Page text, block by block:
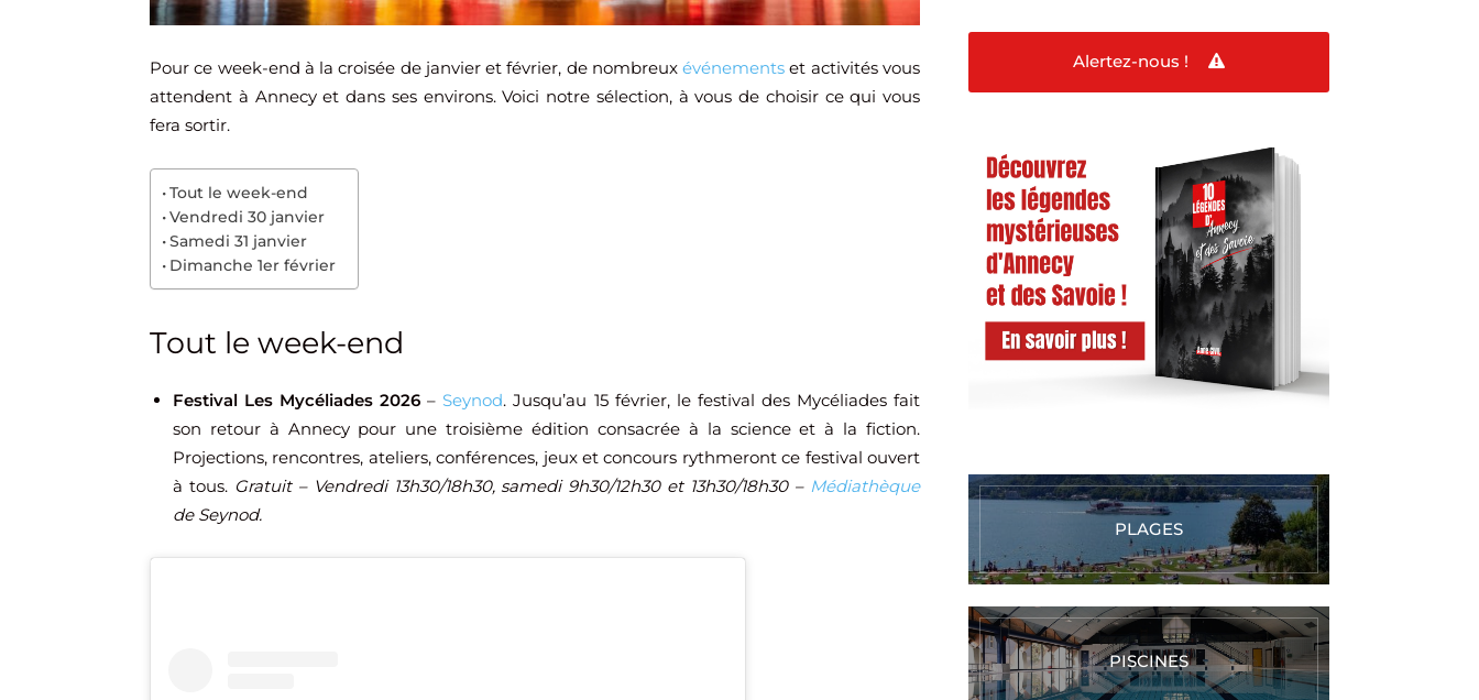
Pour ce week-end à la croisée de janvier et février, de nombreuxévénements et activités vous
attendent à Annecy et dans ses environs. Voici notre sélection, à vous de choisir ce qui vous
fera sortir.
Tout le week-end
Vendredi 30 janvier
Samedi 31 janvier
Dimanche 1er février
Tout le week-end
Festival Les Mycéliades 2026 – Seynod. Jusqu’au 15 février, le festival des Mycéliades fait
son retour à Annecy pour une troisième édition consacrée à la science et à la fiction.
Projections, rencontres, ateliers, conférences, jeux et concours rythmeront ce festival ouvert
à tous. Gratuit – Vendredi 13h30/18h30, samedi 9h30/12h30 et 13h30/18h30 – Médiathèque
de Seynod.
Alertez-nous !
PLAGES
PISCINES